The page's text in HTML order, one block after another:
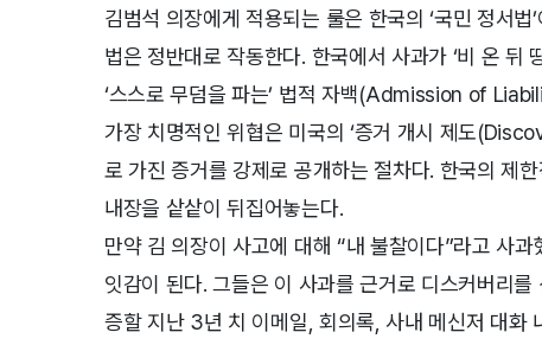
김범석 의장에게 적용되는 룰은 한국의 ‘국민 정서
법은 정반대로 작동한다. 한국에서 사과가 ‘비 온 뒤
‘스스로 무덤을 파는’ 법적 자백(Admission of
가장 치명적인 위협은 미국의 ‘증거 개시 제도
로 가진 증거를 강제로 공개하는 절차다. 한국의 제
내장을 샅샅이 뒤집어놓는다.
만약 김 의장이 사고에 대해 “내 불찰이다”라고 사
잇감이 된다. 그들은 이 사과를 근거로 디스커버리
증할 지난 3년 치 이메일, 회의록, 사내 메신저 대화